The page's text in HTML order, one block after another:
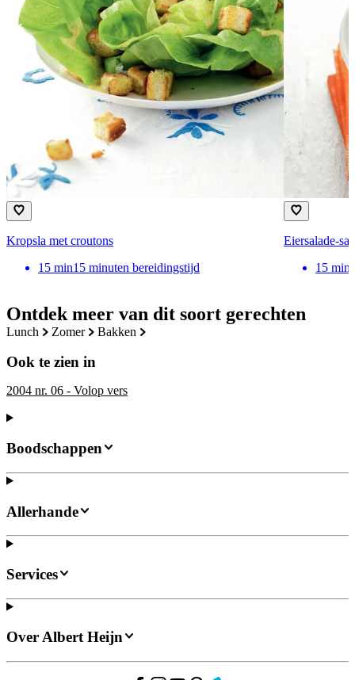
Ontdek meer van dit soort gerechten
lunch zomer bakken
Ook te zien in
2004 nr. 06 - Volop vers
Kropsla met croutons
15 min15 minuten bereidingstijd
Eiersalade-
15 min
Boodschappen
Allerhande
Services
Over Albert Heijn